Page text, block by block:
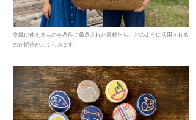
染織に使えるものを条件に厳選された素材たち。どのように活用される
のか期待がふくらみます。